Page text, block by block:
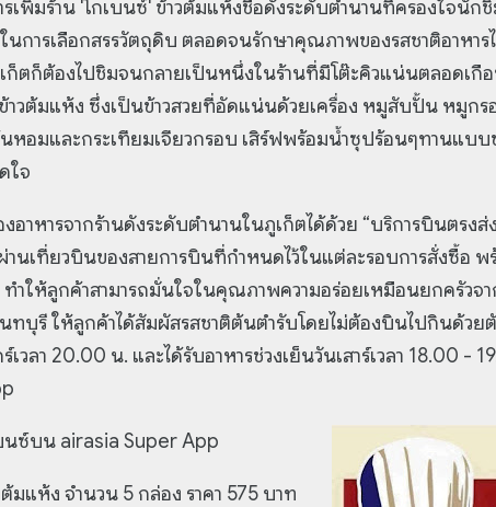
รเพิ่มร้าน 'โกเบนซ์' ข้าวต้มแห้งชื่อดังระดับตำนานที่ครองใจนัก
นการเลือกสรรวัตถุดิบ ตลอดจนรักษาคุณภาพของรสชาติอาหาร
ก็ตก็ต้องไปชิมจนกลายเป็นหนึ่งในร้านที่มีโต๊ะคิวแน่นตลอดเกื
าวต้มแห้ง ซึ่งเป็นข้าวสวยที่อัดแน่นด้วยเครื่อง หมูสับปั้น หมูกร
หอมและกระเทียมเจียวกรอบ เสิร์ฟพร้อมน้ำซุปร้อนๆทานแบ
ใจ
อาหารจากร้านดังระดับตำนานในภูเก็ตได้ด้วย “บริการบินตรงส่
นเที่ยวบินของสายการบินที่กำหนดไว้ในแต่ละรอบการสั่งซื้อ
ำให้ลูกค้าสามารถมั่นใจในคุณภาพความอร่อยเหมือนยกครัวจ
บุรี ให้ลูกค้าได้สัมผัสรสชาติต้นตำรับโดยไม่ต้องบินไปกินด้วยตั
วลา 20.00 น. และได้รับอาหารช่วงเย็นวันเสาร์เวลา 18.00 -
นซ์บน airasia Super App
มแห้ง จำนวน 5 กล่อง ราคา 575 บาท